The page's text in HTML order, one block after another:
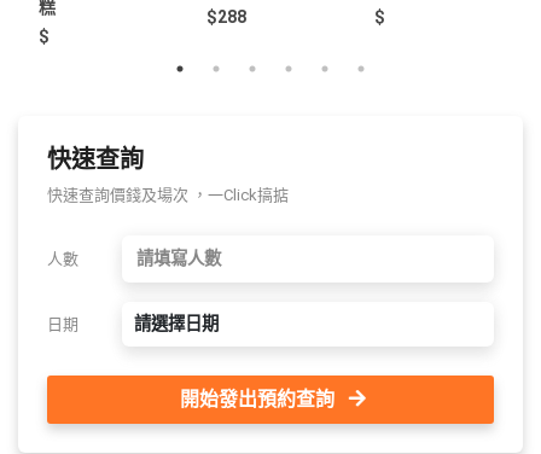
糕
$
$288
$
快速查詢
快速查詢價錢及場次 ，一Click搞掂
人數
日期 請選擇日期
開始發出預約查詢